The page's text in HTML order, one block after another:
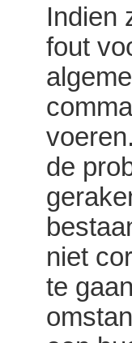
Indien
fout
de
niet
te